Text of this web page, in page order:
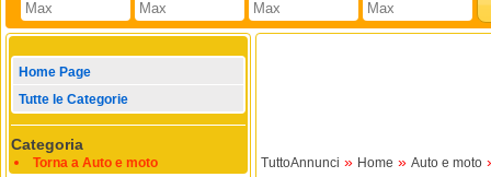
Home Page
Tutte le Categorie
Categoria
Torna a Auto e moto TuttoAnnunci » Home » Auto e moto